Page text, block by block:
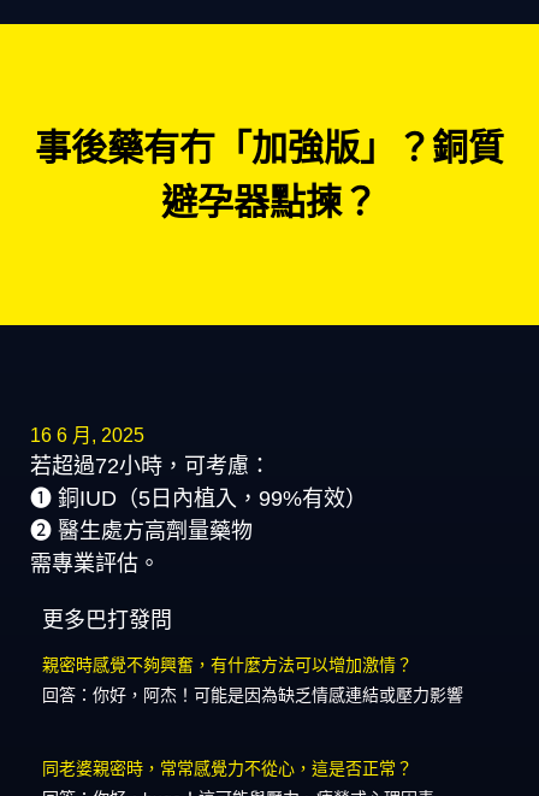
事後藥有冇「加強版」？銅質
避孕器點揀？
16 6 月, 2025
若超過72小時，可考慮：
➊ 銅IUD（5日內植入，99%有效）
➋ 醫生處方高劑量藥物
需專業評估。
更多巴打發問
親密時感覺不夠興奮，有什麼方法可以增加激情？
回答：你好，阿杰！可能是因為缺乏情感連結或壓力影響
同老婆親密時，常常感覺力不從心，這是否正常？